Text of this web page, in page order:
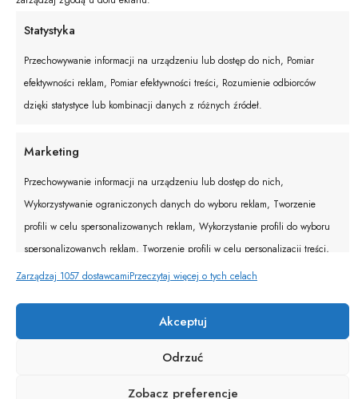
Statystyka
Przechowywanie informacji na urządzeniu lub dostęp do nich, Pomiar
efektywności reklam, Pomiar efektywności treści, Rozumienie odbiorców
dzięki statystyce lub kombinacji danych z różnych źródeł.
Marketing
Przechowywanie informacji na urządzeniu lub dostęp do nich,
Wykorzystywanie ograniczonych danych do wyboru reklam, Tworzenie
profili w celu spersonalizowanych reklam, Wykorzystanie profili do wyboru
spersonalizowanych reklam, Tworzenie profili w celu personalizacji treści,
Wykorzystywanie profili w celu doboru spersonalizowanych treści, Rozwój i
Dopasowanie i łączenie danych z innych źródeł,
Zarządzaj 1057 dostawcamiPrzeczytaj więcej o tych celach
Akceptuj
Odrzuć
Zobacz preferencje
© BUTIK ANELL 2025